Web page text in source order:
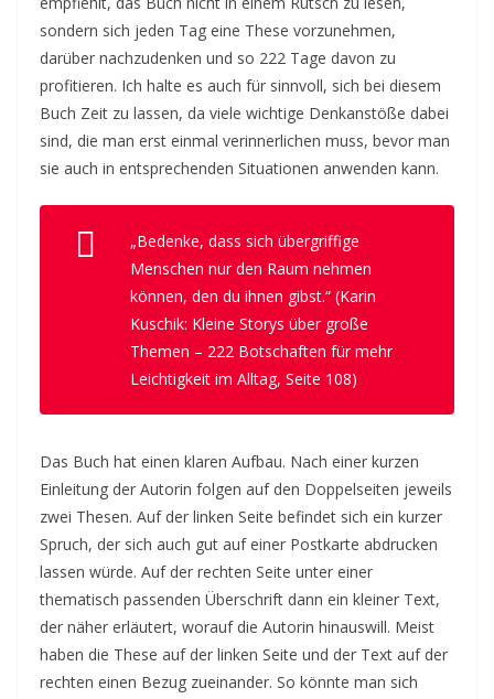
sondern sich jeden Tag eine These vorzunehmen,
darüber nachzudenken und so 222 Tage davon zu
profitieren. Ich halte es auch für sinnvoll, sich bei diesem
Buch Zeit zu lassen, da viele wichtige Denkanstöße dabei
sind, die man erst einmal verinnerlichen muss, bevor man
sie auch in entsprechenden Situationen anwenden kann.
„Bedenke, dass sich übergriffige
Menschen nur den Raum nehmen
können, den du ihnen gibst.“ (Karin
Kuschik: Kleine Storys über große
Themen – 222 Botschaften für mehr
Leichtigkeit im Alltag, Seite 108)
Das Buch hat einen klaren Aufbau. Nach einer kurzen
Einleitung der Autorin folgen auf den Doppelseiten jeweils
zwei Thesen. Auf der linken Seite befindet sich ein kurzer
Spruch, der sich auch gut auf einer Postkarte abdrucken
lassen würde. Auf der rechten Seite unter einer
thematisch passenden Überschrift dann ein kleiner Text,
der näher erläutert, worauf die Autorin hinauswill. Meist
haben die These auf der linken Seite und der Text auf der
rechten einen Bezug zueinander. So könnte man sich